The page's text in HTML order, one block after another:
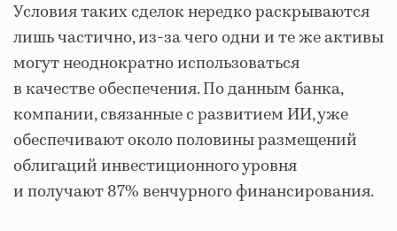
Условия таких сделок нередко раскрываются
лишь частично, из-за чего одни и те же активы
могут неоднократно использоваться
в качестве обеспечения. По данным банка,
компании, связанные с развитием ИИ, уже
обеспечивают около половины размещений
облигаций инвестиционного уровня
и получают 87% венчурного финансирования.